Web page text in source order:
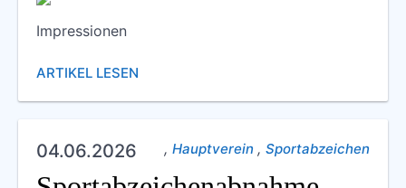
Impressionen
ARTIKEL LESEN
, Hauptverein , Sportabzeichen
04.06.2026